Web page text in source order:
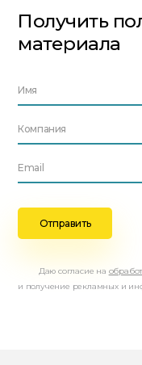
Получить
материала
Даю согласие на
и получение рекламных и